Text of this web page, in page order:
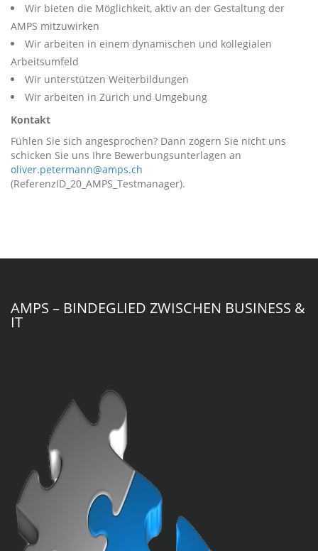
Wir bieten die Möglichkeit, aktiv an der Gestaltung der
AMPS mitzuwirken
Wir arbeiten in einem dynamischen und kollegialen
Arbeitsumfeld
Wir unterstützen Weiterbildungen
Wir arbeiten in Zürich und Umgebung
Kontakt
Fühlen Sie sich angesprochen? Dann zögern Sie nicht uns
schicken Sie uns Ihre Bewerbungsunterlagen an
oliver.petermann@amps.ch
(ReferenzID_20_AMPS_Testmanager).
AMPS – BINDEGLIED ZWISCHEN BUSINESS &
IT